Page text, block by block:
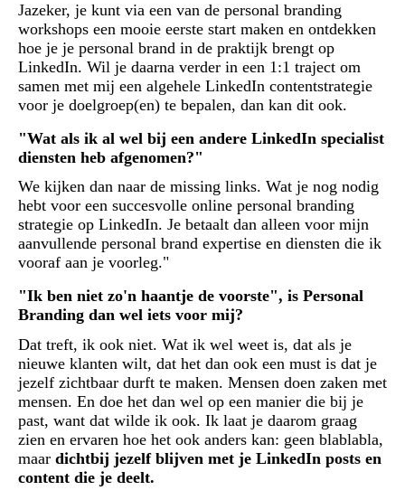
Jazeker, je kunt via een van de personal branding
workshops een mooie eerste start maken en ontdekken
hoe je je personal brand in de praktijk brengt op
LinkedIn. Wil je daarna verder in een 1:1 traject om
samen met mij een algehele LinkedIn contentstrategie
voor je doelgroep(en) te bepalen, dan kan dit ook.
"Wat als ik al wel bij een andere LinkedIn specialist
diensten heb afgenomen?"
We kijken dan naar de missing links. Wat je nog nodig
hebt voor een succesvolle online personal branding
strategie op LinkedIn. Je betaalt dan alleen voor mijn
aanvullende personal brand expertise en diensten die ik
vooraf aan je voorleg."
"Ik ben niet zo'n haantje de voorste", is Personal
Branding dan wel iets voor mij?
Dat treft, ik ook niet. Wat ik wel weet is, dat als je
nieuwe klanten wilt, dat het dan ook een must is dat je
jezelf zichtbaar durft te maken. Mensen doen zaken met
mensen. En doe het dan wel op een manier die bij je
past, want dat wilde ik ook. Ik laat je daarom graag
zien en ervaren hoe het ook anders kan: geen blablabla,
maar dichtbij jezelf blijven met je LinkedIn posts en
content die je deelt.